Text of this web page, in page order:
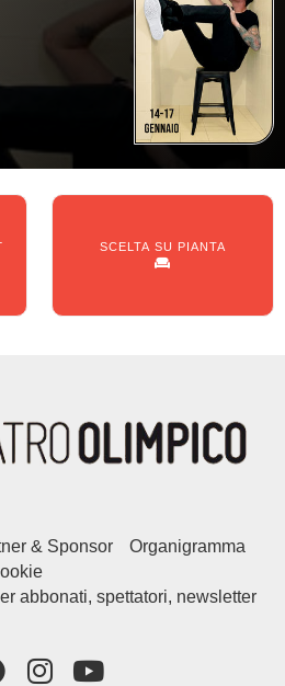
SCELTA SU PIANTA
& Sponsor
Organigramma
abbonati, spettatori, newsletter